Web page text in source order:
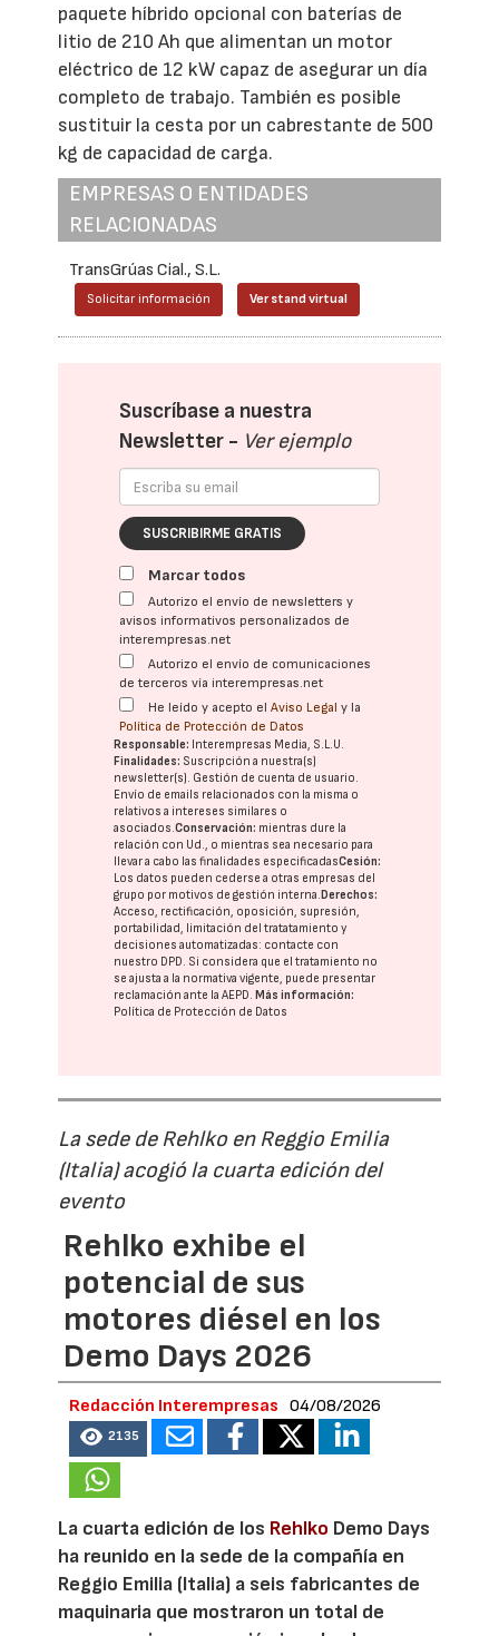
paquete híbrido opcional con baterías de
litio de 210 Ah que alimentan un motor
eléctrico de 12 kW capaz de asegurar un día
completo de trabajo. También es posible
sustituir la cesta por un cabrestante de 500
kg de capacidad de carga.
EMPRESAS O ENTIDADES
RELACIONADAS
TransGrúas Cial., S.L.
Solicitar información Ver stand virtual
Suscríbase a nuestra
Newsletter - Ver ejemplo
SUSCRIBIRME GRATIS
Marcar todos
Autorizo el envío de newsletters y
avisos informativos personalizados de
interempresas.net
Autorizo el envío de comunicaciones
de terceros vía interempresas.net
He leído y acepto elAviso Legal y la
Política de Protección de Datos
Responsable: Interempresas Media, S.L.U.
Finalidades: Suscripción a nuestra(s)
newsletter(s). Gestión de cuenta de usuario.
Envío de emails relacionados con la misma o
relativos a intereses similares o
asociados.Conservación: mientras dure la
relación con Ud., o mientras sea necesario para
llevar a cabo las finalidades especificadasCesión:
Los datos pueden cederse a otras empresas del
grupo por motivos de gestión interna. Derechos:
Acceso, rectificación, oposición, supresión,
portabilidad, limitación del tratatamiento y
decisiones automatizadas: contacte con
nuestro DPD. Si considera que el tratamiento no
se ajusta a la normativa vigente, puede presentar
reclamación ante laAEPD. Más información:
Política de Protección de Datos
La sede de Rehlko en Reggio Emilia
(Italia) acogió la cuarta edición del
evento
Rehlko exhibe el
potencial de sus
motores diésel en los
Demo Days 2026
Redacción Interempresas 04/08/2026
2135
La cuarta edición de los Rehlko Demo Days
ha reunido en la sede de la compañía en
Reggio Emilia (Italia) a seis fabricantes de
maquinaria que mostraron un total de